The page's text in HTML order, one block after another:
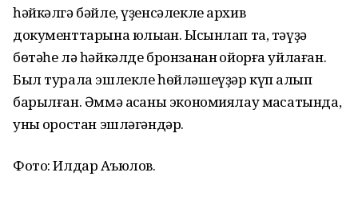
һәйкәлгә бәйле, үҙенсәлекле архив
документтарына юлыҡҡан. Ысынлап та, тәүҙә
бөтәһе лә һәйкәлде бронзанан ҡойорға уйлаған.
Был турала эшлекле һөйләшеүҙәр күп алып
барылған. Әммә аҡсаны экономиялау маҡсатында,
уны ҡоростан эшләгәндәр.
Фото: Илдар Аҡъюлов.